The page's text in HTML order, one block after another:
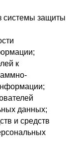
системы защиты
к
данных;
и средств